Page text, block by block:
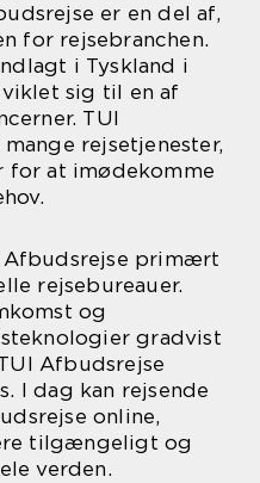
er en del af,
for rejsebranchen.
i Tyskland i
sig til en af
TUI
rejsetjenester,
for at imødekomme
Afbudsrejse primært
rejsebureauer.
og
gradvist
Afbudsrejse
I dag kan rejsende
online,
tilgængeligt og
verden.